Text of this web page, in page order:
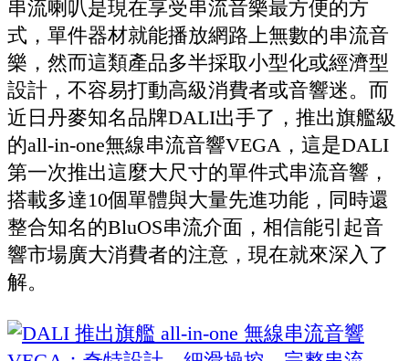
串流喇叭是現在享受串流音樂最方便的方
式，單件器材就能播放網路上無數的串流音
樂，然而這類產品多半採取小型化或經濟型
設計，不容易打動高級消費者或音響迷。而
近日丹麥知名品牌DALI出手了，推出旗艦級
的all-in-one無線串流音響VEGA，這是DALI
第一次推出這麼大尺寸的單件式串流音響，
搭載多達10個單體與大量先進功能，同時還
整合知名的BluOS串流介面，相信能引起音
響市場廣大消費者的注意，現在就來深入了
解。